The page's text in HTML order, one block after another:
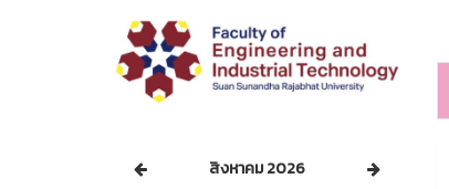
สิงหาคม 2026